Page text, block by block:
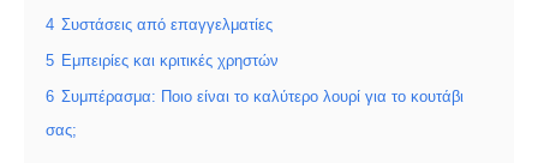
4 Συστάσεις από επαγγελματίες
5 Εμπειρίες και κριτικές χρηστών
6 Συμπέρασμα: Ποιο είναι το καλύτερο λουρί για το κουτάβι
σας;